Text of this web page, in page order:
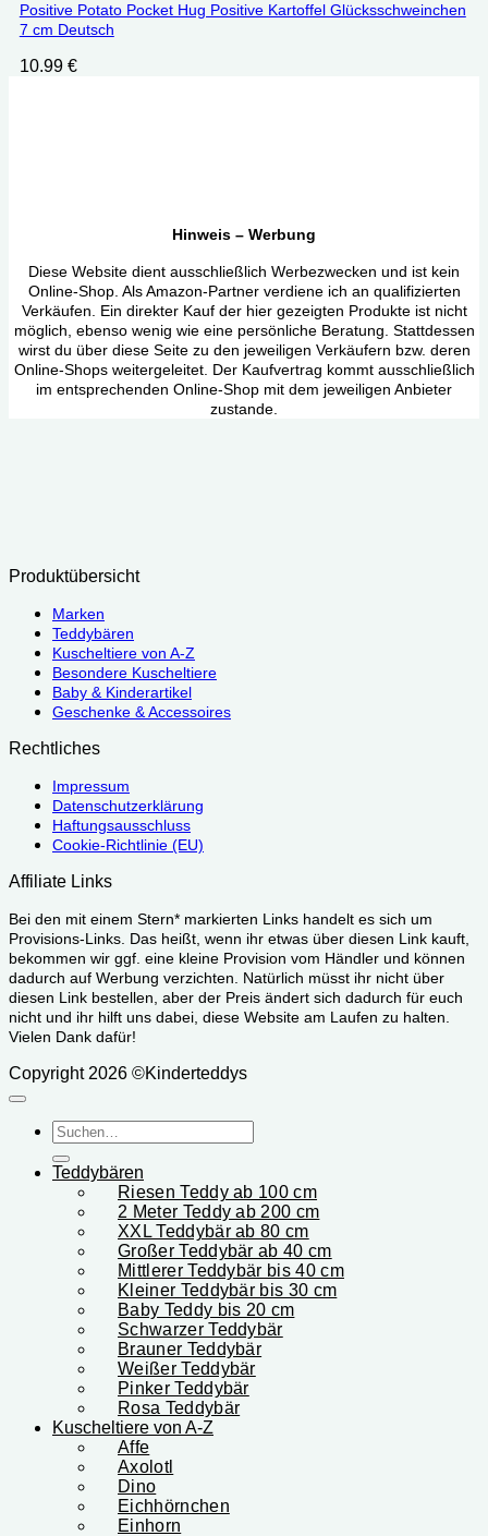
Positive Potato Pocket Hug Positive Kartoffel Glücksschweinchen
7 cm Deutsch
10.99 €
Hinweis – Werbung
Diese Website dient ausschließlich Werbezwecken und ist kein
Online-Shop. Als Amazon-Partner verdiene ich an qualifizierten
Verkäufen. Ein direkter Kauf der hier gezeigten Produkte ist nicht
möglich, ebenso wenig wie eine persönliche Beratung. Stattdessen
wirst du über diese Seite zu den jeweiligen Verkäufern bzw. deren
Online-Shops weitergeleitet. Der Kaufvertrag kommt ausschließlich
im entsprechenden Online-Shop mit dem jeweiligen Anbieter
zustande.
Produktübersicht
Marken
Teddybären
Kuscheltiere von A-Z
Besondere Kuscheltiere
Baby & Kinderartikel
Geschenke & Accessoires
Rechtliches
Impressum
Datenschutzerklärung
Haftungsausschluss
Cookie-Richtlinie (EU)
Affiliate Links
Bei den mit einem Stern* markierten Links handelt es sich um
Provisions-Links. Das heißt, wenn ihr etwas über diesen Link kauft,
bekommen wir ggf. eine kleine Provision vom Händler und können
dadurch auf Werbung verzichten. Natürlich müsst ihr nicht über
diesen Link bestellen, aber der Preis ändert sich dadurch für euch
nicht und ihr hilft uns dabei, diese Website am Laufen zu halten.
Vielen Dank dafür!
Copyright 2026 ©Kinderteddys
Suchen
nach:
Teddybären
Riesen Teddy ab 100 cm
2 Meter Teddy ab 200 cm
XXL Teddybär ab 80 cm
Großer Teddybär ab 40 cm
Mittlerer Teddybär bis 40 cm
Kleiner Teddybär bis 30 cm
Baby Teddy bis 20 cm
Schwarzer Teddybär
Brauner Teddybär
Weißer Teddybär
Pinker Teddybär
Rosa Teddybär
Kuscheltiere von A-Z
Affe
Axolotl
Dino
Eichhörnchen
Einhorn